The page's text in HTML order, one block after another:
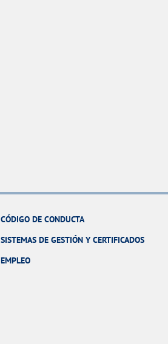
CÓDIGO DE CONDUCTA
SISTEMAS DE GESTIÓN Y CERTIFICADOS
EMPLEO